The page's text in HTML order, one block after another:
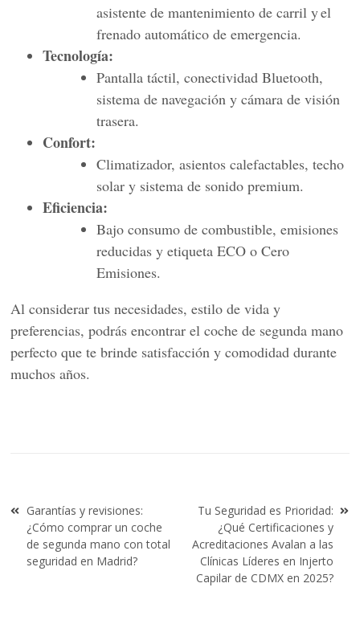
asistente de mantenimiento de carril yel
frenado automático de emergencia.
Tecnología:
Pantalla táctil, conectividad Bluetooth,
sistema de navegación y cámara de visión
trasera.
Confort:
Climatizador, asientos calefactables, techo
solar y sistema de sonido premium.
Eficiencia:
Bajo consumo de combustible, emisiones
reducidas y etiqueta ECO o Cero
Emisiones.
Al considerar tus necesidades, estilo de vida y
preferencias, podrás encontrar el coche de segunda mano
perfecto que te brinde satisfacción y comodidad durante
muchos años.
Navegación
de
entradas
Garantías y revisiones:
¿Cómo comprar un coche
de segunda mano con total
seguridad en Madrid?
Tu Seguridad es Prioridad:
¿Qué Certificaciones y
Acreditaciones Avalan a las
Clínicas Líderes en Injerto
Capilar de CDMX en 2025?